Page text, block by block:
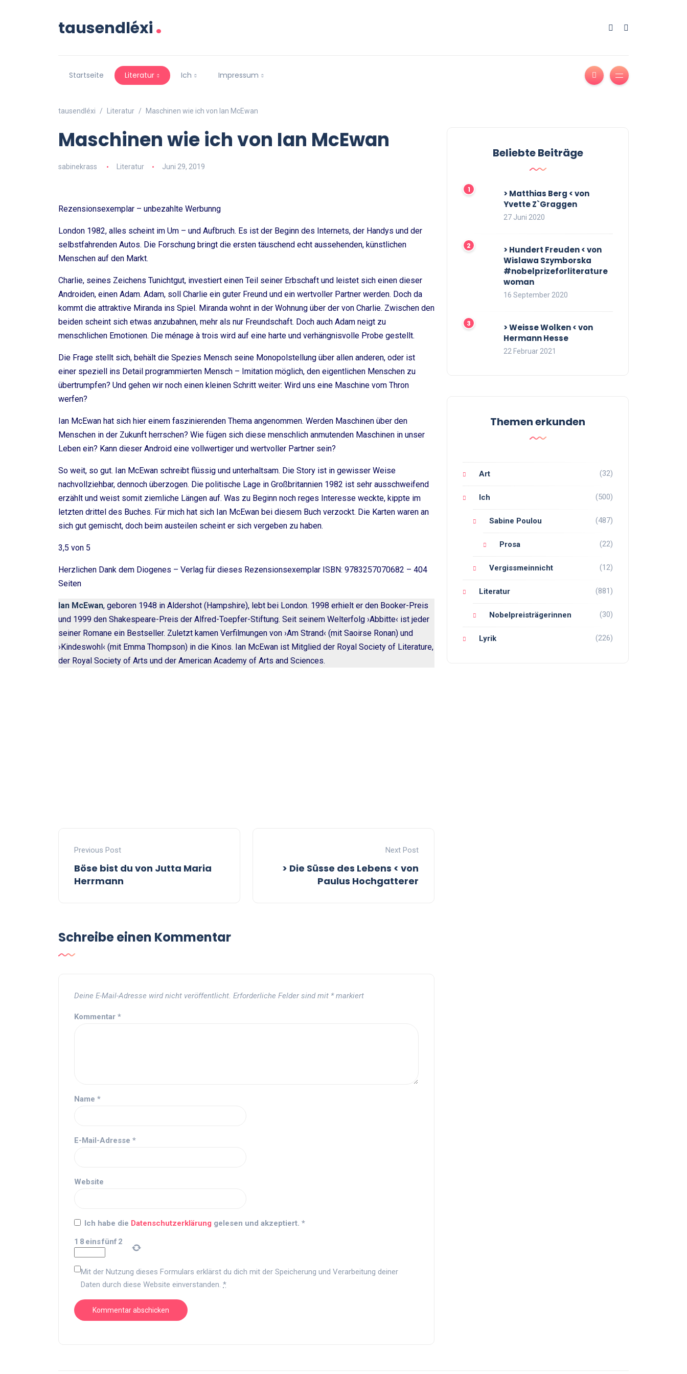
tausendléxi.
Startseite Literatur Ich Impressum
tausendléxi Literatur Maschinen wie ich von Ian McEwan
Maschinen wie ich von Ian McEwan
sabinekrass Literatur Juni 29, 2019
Rezensionsexemplar – unbezahlte Werbunng
London 1982, alles scheint im Um – und Aufbruch. Es ist der Beginn des Internets, der Handys und der
selbstfahrenden Autos. Die Forschung bringt die ersten täuschend echt aussehenden, künstlichen
Menschen auf den Markt.
Charlie, seines Zeichens Tunichtgut, investiert einen Teil seiner Erbschaft und leistet sich einen dieser
Androiden, einen Adam. Adam, soll Charlie ein guter Freund und ein wertvoller Partner werden. Doch da
kommt die attraktive Miranda ins Spiel. Miranda wohnt in der Wohnung über der von Charlie. Zwischen den
beiden scheint sich etwas anzubahnen, mehr als nur Freundschaft. Doch auch Adam neigt zu
menschlichen Emotionen. Die ménage à trois wird auf eine harte und verhängnisvolle Probe gestellt.
Die Frage stellt sich, behält die Spezies Mensch seine Monopolstellung über allen anderen, oder ist
einer speziell ins Detail programmierten Mensch – Imitation möglich, den eigentlichen Menschen zu
übertrumpfen? Und gehen wir noch einen kleinen Schritt weiter: Wird uns eine Maschine vom Thron
werfen?
Ian McEwan hat sich hier einem faszinierenden Thema angenommen. Werden Maschinen über den
Menschen in der Zukunft herrschen? Wie fügen sich diese menschlich anmutenden Maschinen in unser
Leben ein? Kann dieser Android eine vollwertiger und wertvoller Partner sein?
So weit, so gut. Ian McEwan schreibt flüssig und unterhaltsam. Die Story ist in gewisser Weise
nachvollziehbar, dennoch überzogen. Die politische Lage in Großbritannien 1982 ist sehr ausschweifend
erzählt und weist somit ziemliche Längen auf. Was zu Beginn noch reges Interesse weckte, kippte im
letzten drittel des Buches. Für mich hat sich Ian McEwan bei diesem Buch verzockt. Die Karten waren an
sich gut gemischt, doch beim austeilen scheint er sich vergeben zu haben.
3,5 von 5
Herzlichen Dank dem Diogenes – Verlag für dieses Rezensionsexemplar ISBN: 9783257070682 – 404
Seiten
Ian McEwan, geboren 1948 in Aldershot (Hampshire), lebt bei London. 1998 erhielt er den Booker-Preis
und 1999 den Shakespeare-Preis der Alfred-Toepfer-Stiftung. Seit seinem Welterfolg ›Abbitte‹ ist jeder
seiner Romane ein Bestseller. Zuletzt kamen Verfilmungen von ›Am Strand‹ (mit Saoirse Ronan) und
›Kindeswohl‹ (mit Emma Thompson) in die Kinos. Ian McEwan ist Mitglied der Royal Society of Literature,
der Royal Society of Arts und der American Academy of Arts and Sciences.
Previous Post
Böse bist du von Jutta Maria
Herrmann
Next Post
> Die Süsse des Lebens < von
Paulus Hochgatterer
Schreibe einen Kommentar
Deine E-Mail-Adresse wird nicht veröffentlicht. Erforderliche Felder sind mit *markiert
Kommentar *
Name *
E-Mail-Adresse *
Website
Ich habe die Datenschutzerklärung gelesen und akzeptiert. *
1 8 einsfünf 2
Mit der Nutzung dieses Formulars erklärst du dich mit der Speicherung und Verarbeitung deiner
Daten durch diese Website einverstanden. *
Beliebte Beiträge
> Matthias Berg < von
Yvette Z`Graggen
27 Juni 2020
> Hundert Freuden < von
Wislawa Szymborska
#nobelprizeforliterature
woman
16 September 2020
> Weisse Wolken < von
Hermann Hesse
22 Februar 2021
Themen erkunden
Art (32)
Ich (500)
Sabine Poulou (487)
Prosa (22)
Vergissmeinnicht (12)
Literatur (881)
Nobelpreisträgerinnen (30)
Lyrik (226)